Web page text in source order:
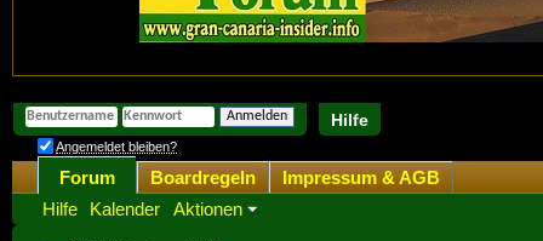
Hilfe
Angemeldet bleiben?
Forum
Hilfe
Kalender Aktionen
Boardregeln Impressum & AGB